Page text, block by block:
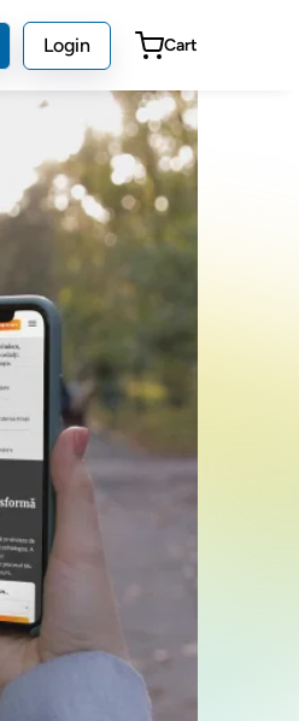
Login Cart